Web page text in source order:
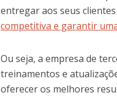
entregar aos seus
competitiva e garantir
Ou seja, a empresa de
treinamentos e
oferecer os melhores